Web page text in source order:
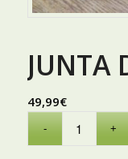
JUNTA
49,99€